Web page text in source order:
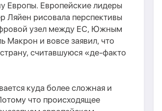
Европы. Европейские лидеры
Ляйен рисовала перспективы
узел между ЕС, Южным
Макрон и вовсе заявил, что
считавшуюся «де-факто
куда более сложная и
что происходящее